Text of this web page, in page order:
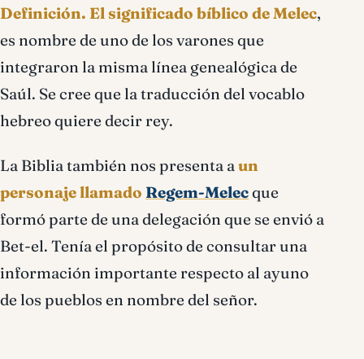
Definición. El significado bíblico de Melec,
es nombre de uno de los varones que
integraron la misma línea genealógica de
Saúl. Se cree que la traducción del vocablo
hebreo quiere decir rey.
La Biblia también nos presenta aun
personaje llamado Regem-Melecque
formó parte de una delegación que se envió a
Bet-el. Tenía el propósito de consultar una
información importante respecto al ayuno
de los pueblos en nombre del señor.